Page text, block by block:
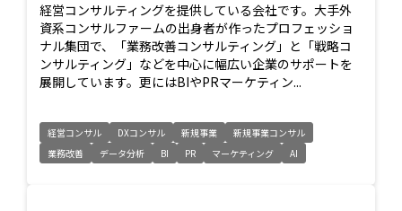
経営コンサルティングを提供している会社です。大手外
資系コンサルファームの出身者が作ったプロフェッショ
ナル集団で、「業務改善コンサルティング」と「戦略コ
ンサルティング」などを中心に幅広い企業のサポートを
展開しています。更にはBIやPRマーケティン...
経営コンサル DXコンサル 新規事業
新規事業コンサル
業務改善
データ分析 BI PR マーケティング AI